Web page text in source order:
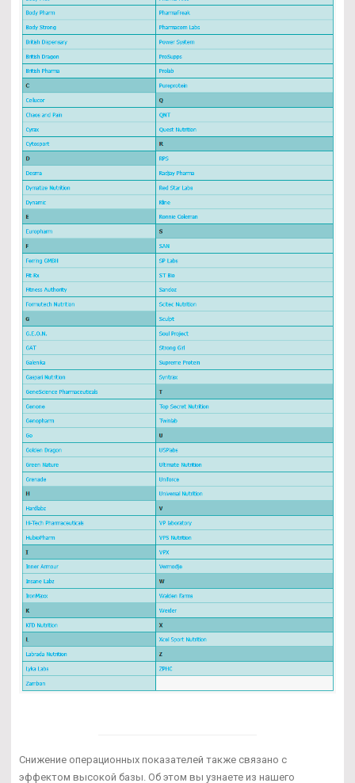
Снижение операционных показателей также связано с
эффектом высокой базы. Об этом вы узнаете из нашего